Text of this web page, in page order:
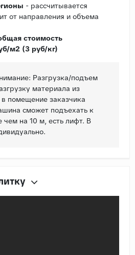
- рассчитывается
от направления и объема
стоимость
м2 (3 руб/кг)
Разгрузка/подъем
материала из
помещение заказчика
сможет подъехать к
чем на 10 м, есть лифт. В